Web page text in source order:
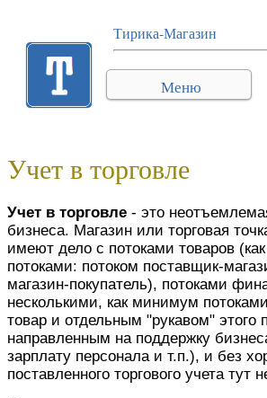
Тирика-Магазин
Меню
Учет в торговле
Учет в торговле - это
бизнеса. Магазин или торговая
имеют дело с потоками товаров
потоками: потоком поставщик-
магазин-покупатель), потоками
несколькими, как минимум
товар и отдельным "рукавом" этого
направленным на поддержку
зарплату персонала и т.п.), и без
поставленного торгового учета тут